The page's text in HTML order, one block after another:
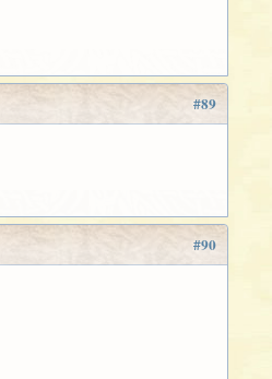
#89
#90